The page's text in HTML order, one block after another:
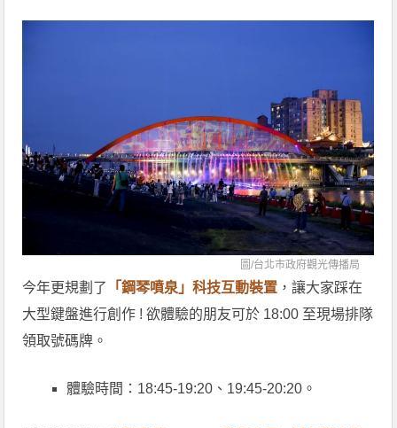
圖/台北市政府觀光傳播局
今年更規劃了 「鋼琴噴泉」科技互動裝置 ，讓大家踩在
大型鍵盤進行創作 ! 欲體驗的朋友可於 18:00 至現場排隊
領取號碼牌。
體驗時間：18:45-19:20、19:45-20:20。